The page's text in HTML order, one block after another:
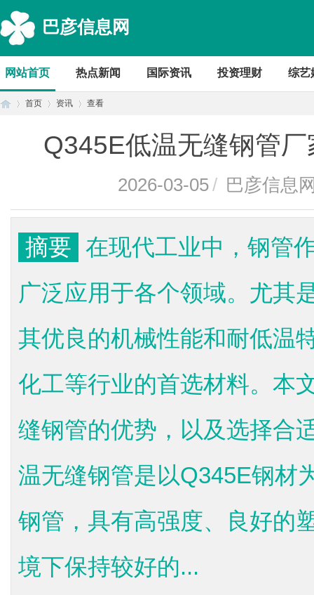
巴彦信息网
网站首页 热点新闻 国际资讯 投资理财 综艺
首页 资讯 查看
Q345E低温无缝钢管
2026-03-05/ 巴彦信息
摘要 在现代工业中，钢管
广泛应用于各个领域。尤其
其优良的机械性能和耐低温
化工等行业的首选材料。本
缝钢管的优势，以及选择合
温无缝钢管是以Q345E钢材
钢管，具有高强度、良好的
境下保持较好的...